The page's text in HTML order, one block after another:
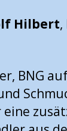
Hilbert,
BNG
eine